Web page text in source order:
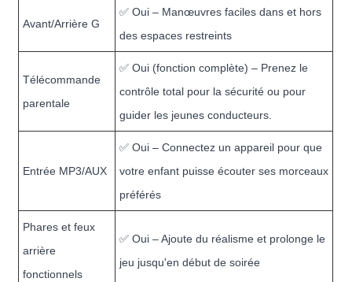
Avant/Arrière G
✅ Oui – Manœuvres faciles dans et hors
des espaces restreints
Télécommande
parentale
✅ Oui (fonction complète) – Prenez le
contrôle total pour la sécurité ou pour
guider les jeunes conducteurs.
Entrée MP3/AUX
✅ Oui – Connectez un appareil pour que
votre enfant puisse écouter ses morceaux
préférés
Phares et feux
arrière
fonctionnels
✅ Oui – Ajoute du réalisme et prolonge le
jeu jusqu'en début de soirée